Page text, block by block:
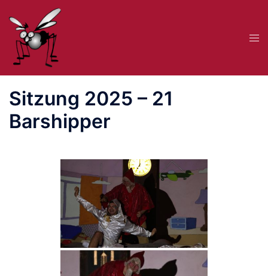
Inhalt
springen
Sitzung 2025 – 21
Barshipper